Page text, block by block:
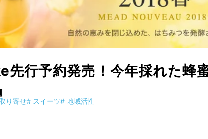
先行予約発売！今年採れた蜂
り寄せ# スイーツ# 地域活性